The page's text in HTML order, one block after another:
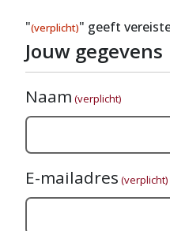
"(verplicht)" geeft
Jouw gegevens
Naam (verplicht)
E-mailadres (verplicht)